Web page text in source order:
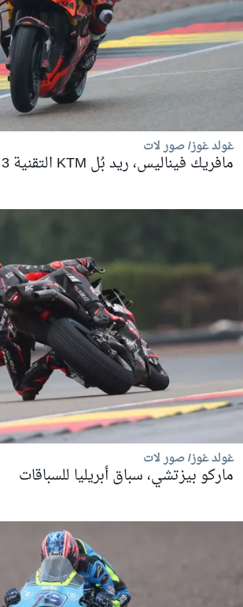
غولد غوز/ صور لات
مافريك فيناليس، ريد بُل KTM التقنية 3
غولد غوز/ صور لات
ماركو بيزتشي، سباق أبريليا للسباقات